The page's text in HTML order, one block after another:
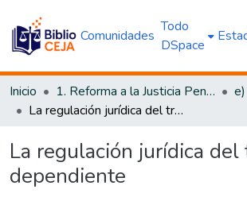
Comunidades
Todo
DSpace
Inicio 1. Reforma a la Justicia Penal
La regulación jurídica del trabajo dependiente
La regulación jurídica del
dependiente